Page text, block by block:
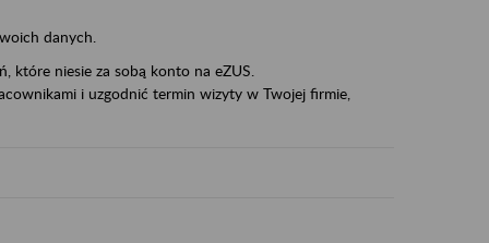
danych.
które niesie za sobą konto na eZUS.
i uzgodnić termin wizyty w Twojej firmie,